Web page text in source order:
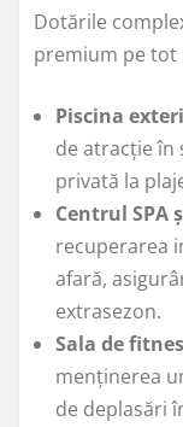
Dotările
premium pe tot
Piscina
de atracție în
privată la
Centrul SPA
recuperarea
afară,
extrasezon.
Sala de
menținerea
de deplasări